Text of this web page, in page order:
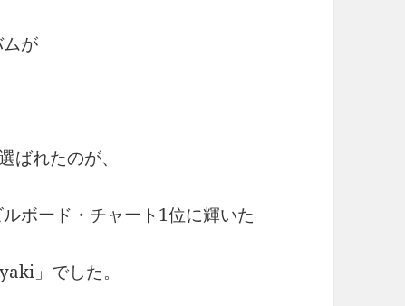
が
ばれたのが、
ボード・チャート1位に輝いた
」でした。